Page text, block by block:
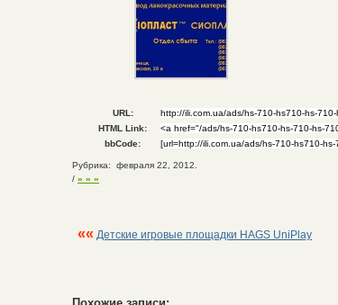
URL:
HTML Link:
bbCode:
Рубрика: февраля 22, 2012.
/ » » »
«« Детские игровые площадки HAGS UniPlay